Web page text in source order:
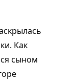
Как
сыном